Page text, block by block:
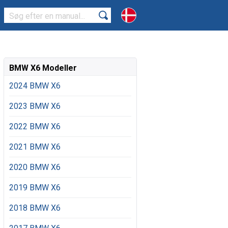
BMW X6 Modeller
2024 BMW X6
2023 BMW X6
2022 BMW X6
2021 BMW X6
2020 BMW X6
2019 BMW X6
2018 BMW X6